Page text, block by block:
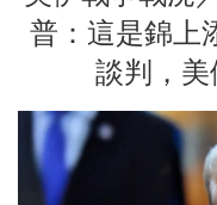
普：這是錦上
談判，美